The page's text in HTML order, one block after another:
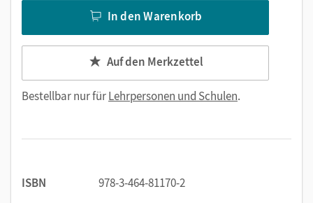
In den Warenkorb
Auf den Merkzettel
Bestellbar nur fürLehrpersonen und Schulen.
ISBN 978-3-464-81170-2